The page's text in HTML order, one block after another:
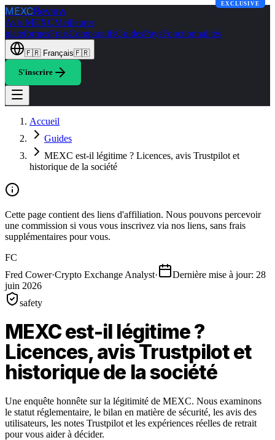
MEXCReview
Avis MEXCMeilleures
plateformesFraisComparatifsGuidesPaysFonctionnalités
🇫🇷 Français🇫🇷
S'inscrire
Accueil
Guides
MEXC est-il légitime ? Licences, avis Trustpilot et
historique de la société
Cette page contient des liens d'affiliation. Nous pouvons percevoir
une commission si vous vous inscrivez via nos liens, sans frais
supplémentaires pour vous.
FC
Fred Cower·Crypto Exchange Analyst· Dernière mise à jour: 28
juin 2026
safety
MEXC est-il légitime ?
Licences, avis Trustpilot et
historique de la société
Une enquête honnête sur la légitimité de MEXC. Nous examinons
le statut réglementaire, le bilan en matière de sécurité, les avis des
utilisateurs, les notes Trustpilot et les expériences réelles de retrait
pour vous aider à décider.
EXCLUSIVE